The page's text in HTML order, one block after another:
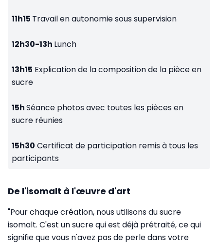
11h15 Travail en autonomie sous supervision
12h30-13h Lunch
13h15 Explication de la composition de la pièce en
sucre
15hSéance photos avec toutes les pièces en
sucre réunies
15h30 Certificat de participation remis à tous les
participants
De l'isomalt à l'œuvre d'art
"Pour chaque création, nous utilisons du sucre
isomalt. C'est un sucre qui est déjà prétraité, ce qui
signifie que vous n'avez pas de perle dans votre